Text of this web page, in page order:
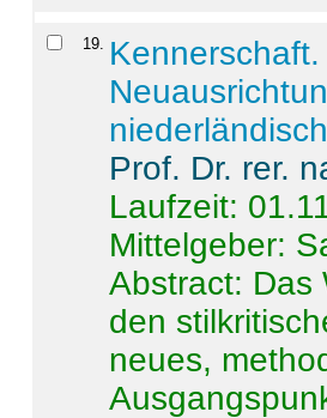
19
Prof. Dr. rer.
Laufzeit:
Mittelgeber:
Abstract: Das
den
neues,